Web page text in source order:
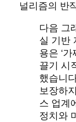
널리즘의 반
다음 그
실 기반
용은 ‘
끌기 시
했습니
보장하
스 업계
정치와